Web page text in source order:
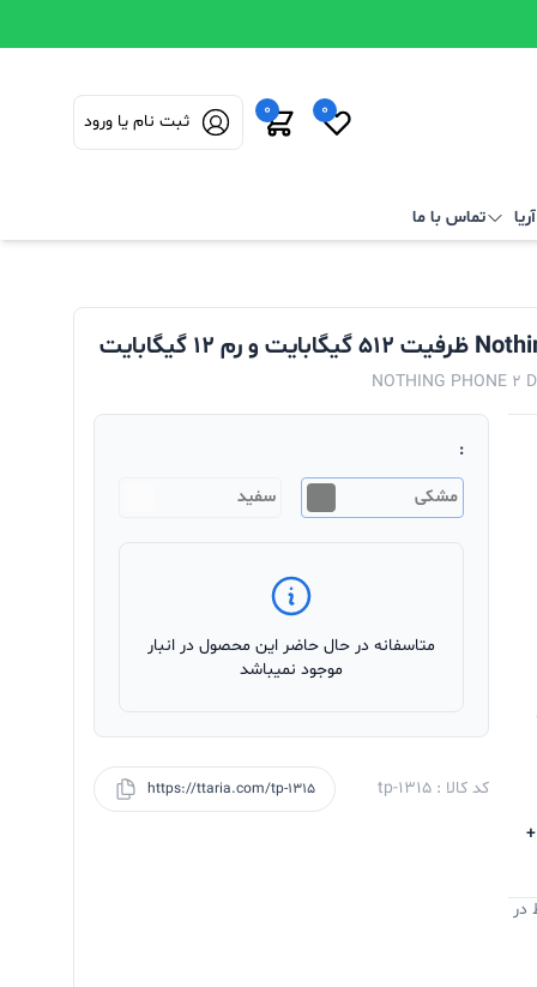
0
0
ثبت نام یا ورود
تماس با ما
NOTHING PHONE 2
+
در
:
مشکی سفید
متاسفانه در حال حاضر این محصول در انبار
موجود نمیباشد
کد کالا : tp-1315 https://ttaria.com/tp-1315